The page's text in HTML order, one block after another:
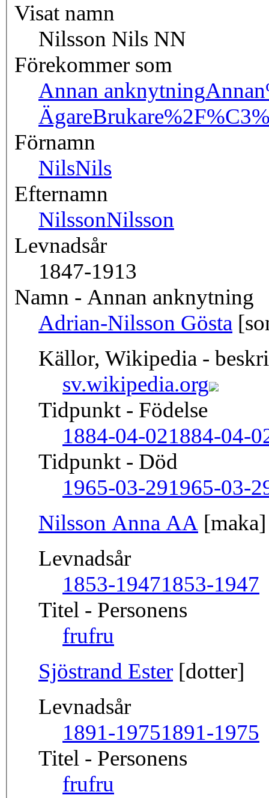
Visat namn
Nilsson Nils NN
Förekommer som
Annan anknytning
Ägare
Förnamn
NilsNils
Efternamn
NilssonNilsson
Levnadsår
1847-1913
Namn - Annan anknytning
Adrian-Nilsson Gösta
Källor, Wikipedia -
sv.wikipedia.org
Tidpunkt - Födelse
1884-04-021884-04-
Tidpunkt - Död
1965-03-291965-03-
Nilsson Anna AA [maka]
Levnadsår
1853-19471853-1947
Titel - Personens
frufru
Sjöstrand Ester [dotter]
Levnadsår
1891-19751891-1975
Titel - Personens
frufru